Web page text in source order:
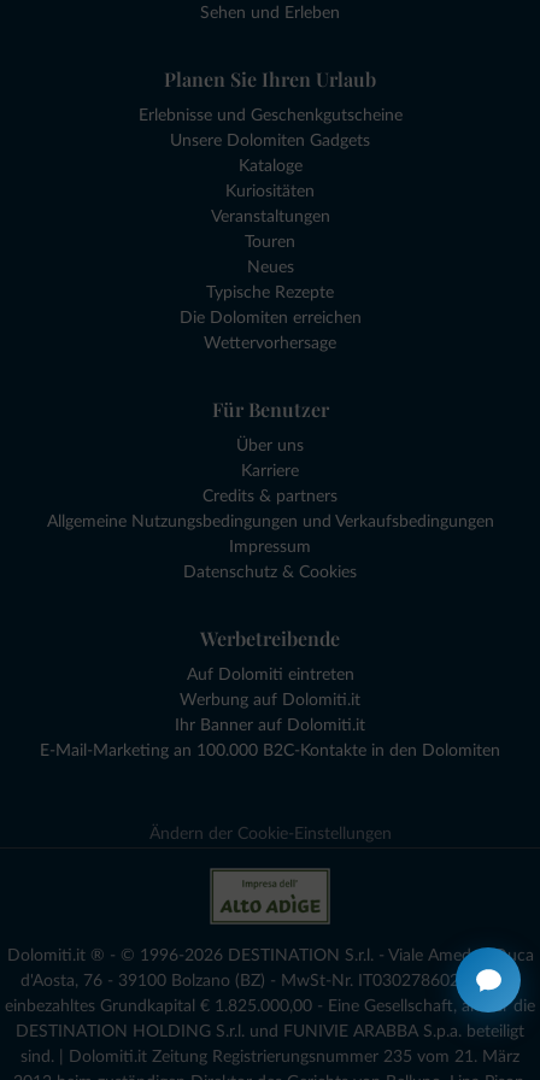
Sehen und Erleben
Planen Sie Ihren Urlaub
Erlebnisse und Geschenkgutscheine
Unsere Dolomiten Gadgets
Kataloge
Kuriositäten
Veranstaltungen
Touren
Neues
Typische Rezepte
Die Dolomiten erreichen
Wettervorhersage
Für Benutzer
Über uns
Karriere
Credits & partners
Allgemeine Nutzungsbedingungen und Verkaufsbedingungen
Impressum
Datenschutz & Cookies
Werbetreibende
Auf Dolomiti eintreten
Werbung auf Dolomiti.it
Ihr Banner auf Dolomiti.it
E-Mail-Marketing an 100.000 B2C-Kontakte in den Dolomiten
Ändern der Cookie-Einstellungen
Dolomiti.it ® - © 1996-2026 DESTINATION S.r.l. - Viale Amedeo Duca
d'Aosta, 76 - 39100 Bolzano (BZ) - MwSt-Nr. IT03027860216 - voll
einbezahltes Grundkapital € 1.825.000,00 - Eine Gesellschaft, an der die
DESTINATION HOLDING S.r.l. und FUNIVIE ARABBA S.p.a. beteiligt
sind. | Dolomiti.it Zeitung Registrierungsnummer 235 vom 21. März